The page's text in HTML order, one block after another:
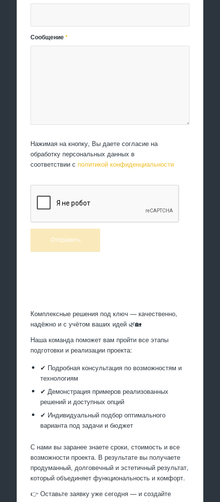
Сообщение*
Нажимая на кнопку, Вы даете согласие на
обработку персональных данных в
соответствии с политикой конфиденциальности
Комплексные решения под ключ — качественно,
надёжно и с учётом ваших идей 🌿🏡
Наша команда поможет вам пройти все этапы
подготовки и реализации проекта:
✔ Подробная консультация по возможностям и
технологиям
✔ Демонстрация примеров реализованных
решений и доступных опций
✔ Индивидуальный подбор оптимального
варианта под задачи и бюджет
С нами вы заранее знаете сроки, стоимость и все
возможности проекта. В результате вы получаете
продуманный, долговечный и эстетичный результат,
который объединяет функциональность и комфорт.
👉 Оставьте заявку уже сегодня — и создайте